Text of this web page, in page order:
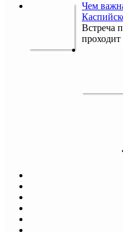
Чем
Встреча
проходит